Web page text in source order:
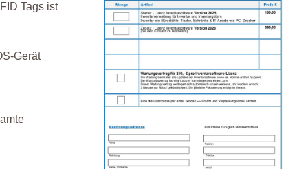
Tags ist
Gerät